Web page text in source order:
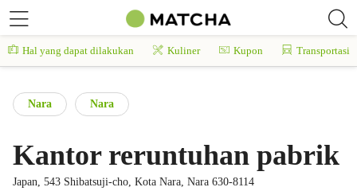
Hal yang dapat dilakukan Kuliner Kupon Transportasi
Nara Nara
Kantor reruntuhan pabrik
Japan, 543 Shibatsuji-cho, Kota Nara, Nara 630-8114